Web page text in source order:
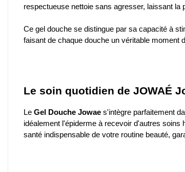
respectueuse nettoie sans agresser, laissant la
Ce gel douche se distingue par sa capacité à
faisant de chaque douche un véritable moment
Le soin quotidien de JOWAÉ
Le Gel Douche Jowae s'intègre parfaitement
idéalement l'épiderme à recevoir d'autres
santé indispensable de votre routine beauté,